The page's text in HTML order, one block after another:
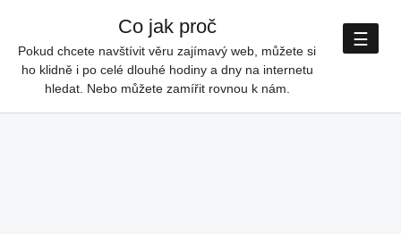
Co jak proč
Pokud chcete navštívit věru zajímavý web, můžete si
ho klidně i po celé dlouhé hodiny a dny na internetu
hledat. Nebo můžete zamířit rovnou k nám.
☰